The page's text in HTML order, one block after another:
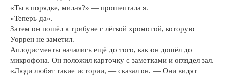
«Ты в порядке, милая?» — прошептала я.
«Теперь да».
Затем он пошёл к трибуне с лёгкой хромотой, которую
Уоррен не заметил.
Аплодисменты начались ещё до того, как он дошёл до
микрофона. Он положил карточку с заметками и оглядел зал.
«Люди любят такие истории, — сказал он. — Они видят